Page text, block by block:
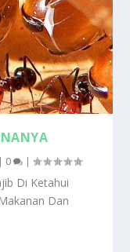
| 0 |
Di Ketahui
Dan